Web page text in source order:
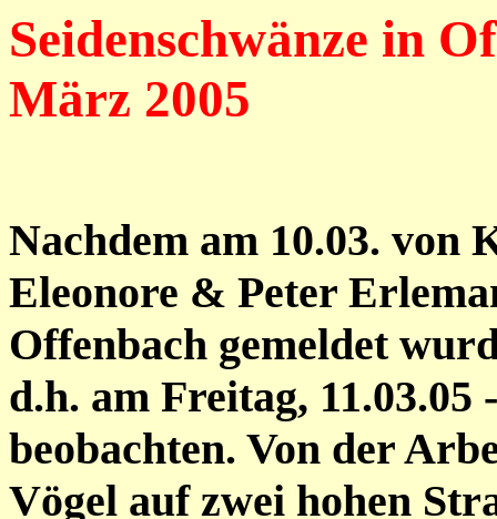
Seidenschwänze in
März 2005
Nachdem am 10.03. von
Eleonore & Peter
Offenbach gemeldet
d.h. am Freitag, 11.03.05
beobachten. Von der
Vögel auf zwei hohen